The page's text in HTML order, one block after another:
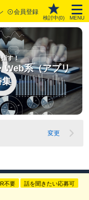
会員登録
検討中(0) MENU
す！
Web系（アプリ
集
変更
不要 話を聞きたい応募可